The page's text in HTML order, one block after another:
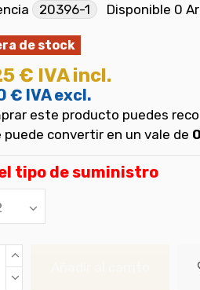
20396-1 Disponible 0
de stock
€ IVA incl.
€ IVA excl.
este producto puedes
puede convertir en un vale de
tipo de suministro